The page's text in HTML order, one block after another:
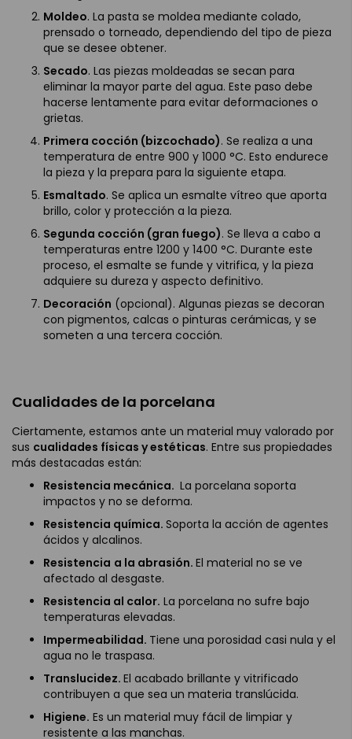
Moldeo. La pasta se moldea mediante colado,
prensado o torneado, dependiendo del tipo de pieza
que se desee obtener.
Secado. Las piezas moldeadas se secan para
eliminar la mayor parte del agua. Este paso debe
hacerse lentamente para evitar deformaciones o
grietas.
Primera cocción (bizcochado). Se realiza a una
temperatura de entre 900 y 1000 °C. Esto endurece
la pieza y la prepara para la siguiente etapa.
Esmaltado. Se aplica un esmalte vítreo que aporta
brillo, color y protección a la pieza.
Segunda cocción (gran fuego). Se lleva a cabo a
temperaturas entre 1200 y 1400 °C. Durante este
proceso, el esmalte se funde y vitrifica, y la pieza
adquiere su dureza y aspecto definitivo.
Decoración (opcional). Algunas piezas se decoran
con pigmentos, calcas o pinturas cerámicas, y se
someten a una tercera cocción.
Cualidades de la porcelana
Ciertamente, estamos ante un material muy valorado por
sus cualidades físicas y estéticas. Entre sus propiedades
más destacadas están:
Resistencia mecánica. La porcelana soporta
impactos y no se deforma.
Resistencia química. Soporta la acción de agentes
ácidos y alcalinos.
Resistencia a la abrasión. El material no se ve
afectado al desgaste.
Resistencia al calor. La porcelana no sufre bajo
temperaturas elevadas.
Impermeabilidad. Tiene una porosidad casi nula y el
agua no le traspasa.
Translucidez. El acabado brillante y vitrificado
contribuyen a que sea un materia translúcida.
Higiene. Es un material muy fácil de limpiar y
resistente a las manchas.